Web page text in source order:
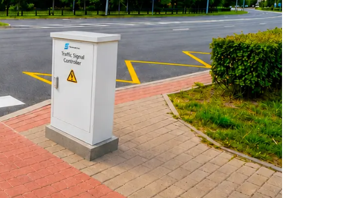
Detección inalámbrica de
vehículos...
Controlador de la serie
Coordinación adaptativa
Controlador de la serie
Tráfico en horario fijo...
Postes para Semáforo
Postes para Semáforo
Poste de señales de tráfico
Postes de tráfico